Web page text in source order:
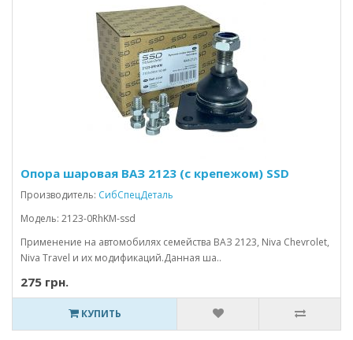
Опора шаровая ВАЗ 2123 (с крепежом) SSD
Производитель: СибСпецДеталь
Модель: 2123-0RhKM-ssd
Применение на автомобилях семейства ВАЗ 2123, Niva Chevrolet,
Niva Travel и их модификаций.Данная ша..
275 грн.
КУПИТЬ